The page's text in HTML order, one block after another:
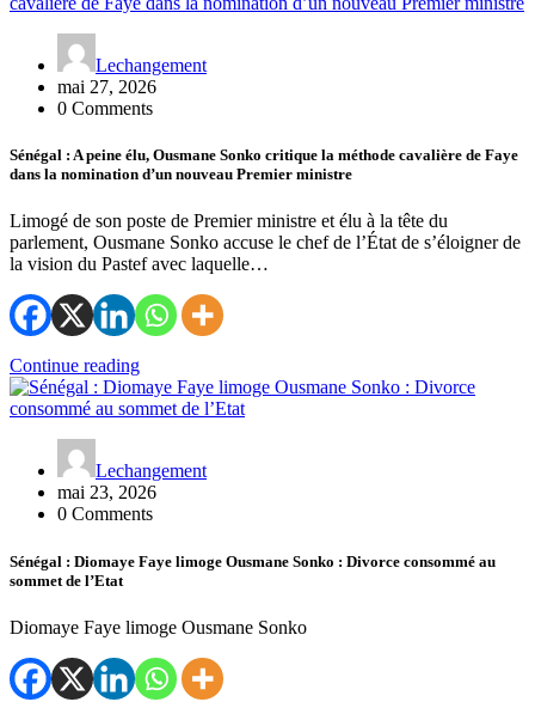
Lechangement
mai 27, 2026
0 Comments
Sénégal : A peine élu, Ousmane Sonko critique la méthode cavalière de Faye
dans la nomination d’un nouveau Premier ministre
Limogé de son poste de Premier ministre et élu à la tête du
parlement, Ousmane Sonko accuse le chef de l’État de s’éloigner de
la vision du Pastef avec laquelle…
Continue reading
Lechangement
mai 23, 2026
0 Comments
Sénégal : Diomaye Faye limoge Ousmane Sonko : Divorce consommé au
sommet de l’Etat
Diomaye Faye limoge Ousmane Sonko